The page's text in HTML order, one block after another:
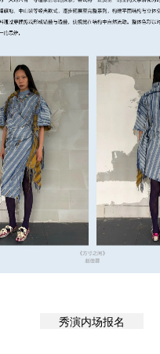
秀演内场报名